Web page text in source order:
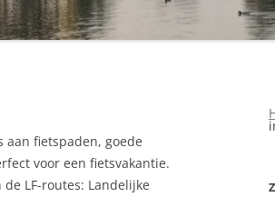
fietspaden, goede
voor een fietsvakantie.
LF-routes: Landelijke